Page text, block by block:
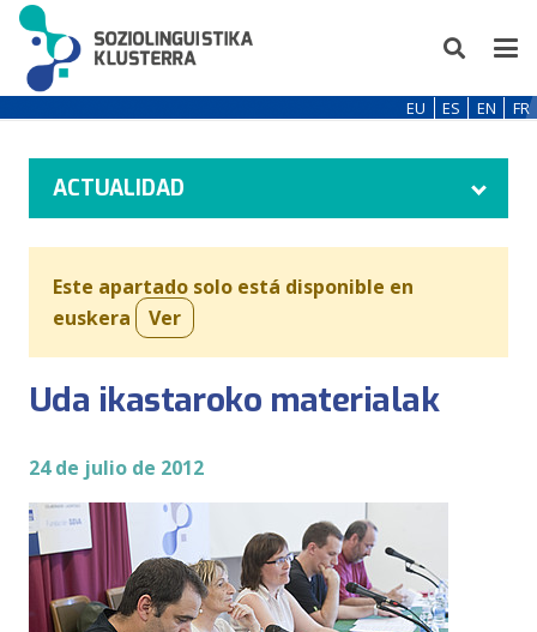
EU ES EN FR
ACTUALIDAD
Este apartado solo está disponible en
euskera
Ver
Uda ikastaroko materialak
24 de julio de 2012